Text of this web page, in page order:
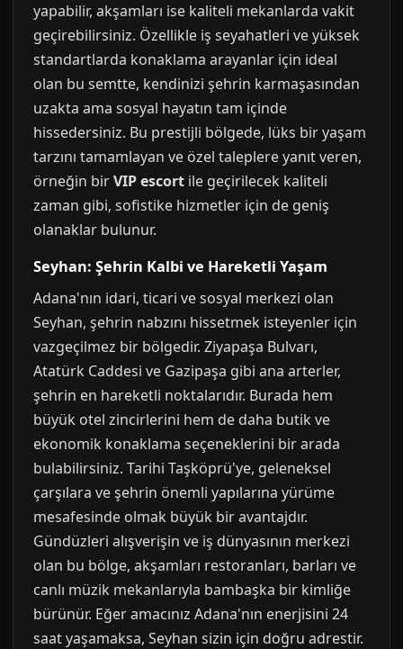
yapabilir, akşamları ise kaliteli mekanlarda vakit
geçirebilirsiniz. Özellikle iş seyahatleri ve yüksek
standartlarda konaklama arayanlar için ideal
olan bu semtte, kendinizi şehrin karmaşasından
uzakta ama sosyal hayatın tam içinde
hissedersiniz. Bu prestijli bölgede, lüks bir yaşam
tarzını tamamlayan ve özel taleplere yanıt veren,
örneğin birVIP escort ile geçirilecek kaliteli
zaman gibi, sofistike hizmetler için de geniş
olanaklar bulunur.
Seyhan: Şehrin Kalbi ve Hareketli Yaşam
Adana'nın idari, ticari ve sosyal merkezi olan
Seyhan, şehrin nabzını hissetmek isteyenler için
vazgeçilmez bir bölgedir. Ziyapaşa Bulvarı,
Atatürk Caddesi ve Gazipaşa gibi ana arterler,
şehrin en hareketli noktalarıdır. Burada hem
büyük otel zincirlerini hem de daha butik ve
ekonomik konaklama seçeneklerini bir arada
bulabilirsiniz. Tarihi Taşköprü'ye, geleneksel
çarşılara ve şehrin önemli yapılarına yürüme
mesafesinde olmak büyük bir avantajdır.
Gündüzleri alışverişin ve iş dünyasının merkezi
olan bu bölge, akşamları restoranları, barları ve
canlı müzik mekanlarıyla bambaşka bir kimliğe
bürünür. Eğer amacınız Adana'nın enerjisini 24
saat yaşamaksa, Seyhan sizin için doğru adrestir.